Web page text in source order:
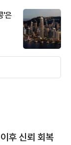
'은
후 신뢰 회복